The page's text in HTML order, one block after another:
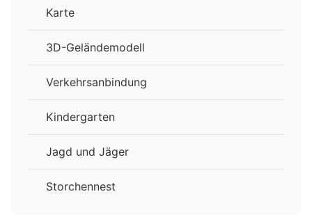
Karte
3D-Geländemodell
Verkehrsanbindung
Kindergarten
Jagd und Jäger
Storchennest